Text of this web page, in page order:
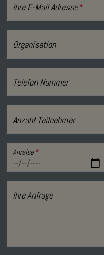
Ihre E-Mail Adresse*
Organisation
Telefon Nummer
Anzahl Teilnehmer
Anreise*
Ihre Anfrage